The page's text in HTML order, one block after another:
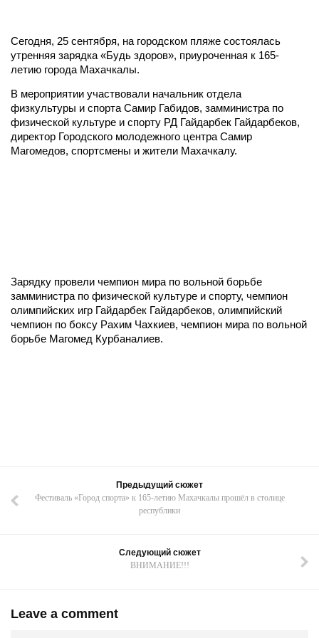
Сегодня, 25 сентября, на городском пляже состоялась
утренняя зарядка «Будь здоров», приуроченная к 165-
летию города Махачкалы.
В мероприятии участвовали начальник отдела
физкультуры и спорта Самир Габидов, замминистра по
физической культуре и спорту РД Гайдарбек Гайдарбеков,
директор Городского молодежного центра Самир
Магомедов, спортсмены и жители Махачкалу.
Зарядку провели чемпион мира по вольной борьбе
замминистра по физической культуре и спорту, чемпион
олимпийских игр Гайдарбек Гайдарбеков, олимпийский
чемпион по боксу Рахим Чахкиев, чемпион мира по вольной
борьбе Магомед Курбаналиев.
Предыдущий сюжет
Фестиваль «Город спорта» к 165-летию Махачкалы прошёл в столице
республики
Следующий сюжет
ВНИМАНИЕ!!!
Leave a comment